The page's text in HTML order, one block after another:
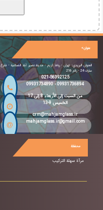
محفظة
مرآة سهلة التركيب
عنوان>
العنوان البريدي: تهران - رباط كريم - مدينة نصیر آباد الصناعية - شارع
سارف 24 - رقم 216
021-56392125
09931736894
-
09931734890
من السبت إلى الأربعاء 8 إلى 17
الخميس 9-13
crm@mahjamglass.ir
mahjamglass.ir@gmail.com